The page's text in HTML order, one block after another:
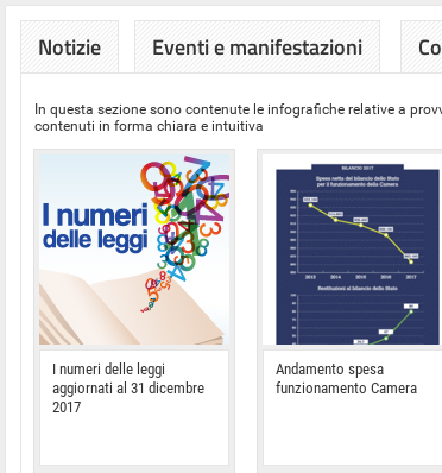
Notizie Eventi e manifestazioni
In questa sezione sono contenute le infografiche relative a
contenuti in forma chiara e intuitiva
I numeri delle leggi
aggiornati al 31 dicembre
2017
Andamento spesa
funzionamento Camera